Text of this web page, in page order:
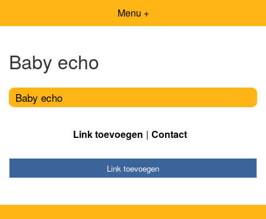
Menu +
Baby echo
Baby echo
Link toevoegen Contact
Link toevoegen